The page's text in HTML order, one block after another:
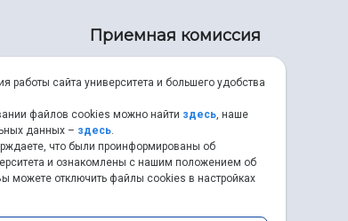
Приемная комиссия
8 (846) 267-48-67
priem@ssau.ru
сайта университета и большего удобства
файлов cookies можно найти здесь, наше
данных – здесь.
что были проинформированы об
и ознакомлены с нашим положением об
можете отключить файлы cookies в настройках